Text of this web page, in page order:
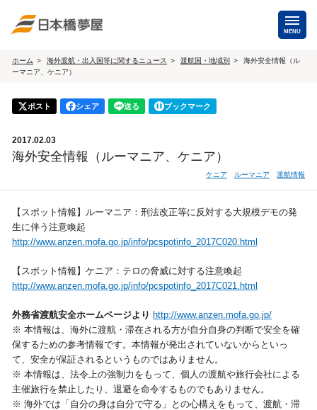
MENU
海外航空券
商用・就労ビザ
ホテル・専用車・
通訳・ガイド
保険・Wi-Fiレンタル
航空券 ホテル・会議室
視察旅行・研修旅行 国内手配トップ
選ばれる理由 サービス内容
ホーム 海外渡航・出入国等に関するニュース 渡航国・地域別
海外安全情報（ル
ーマニア、ケニア）
ポスト シェア 送る ブックマーク
2017.02.03
海外安全情報（ルーマニア、ケニア）
ケニア ルーマニア 渡航情報
【スポット情報】ルーマニア：刑法改正等に反対する大規模デモの発
生に伴う注意喚起
http://www.anzen.mofa.go.jp/info/pcspotinfo_2017C020.html
【スポット情報】ケニア：テロの脅威に対する注意喚起
http://www.anzen.mofa.go.jp/info/pcspotinfo_2017C021.html
外務省渡航安全ホームページより http://www.anzen.mofa.go.jp/
※ 本情報は、海外に渡航・滞在される方が自分自身の判断で安全を確
保するための参考情報です。本情報が発出されていないからといっ
て、安全が保証されるというものではありません。
※ 本情報は、法令上の強制力をもって、個人の渡航や旅行会社による
主催旅行を禁止したり、退避を命令するものでもありません。
※ 海外では「自分の身は自分で守る」との心構えをもって、渡航・滞